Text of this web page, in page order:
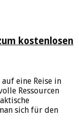
kostenlosen
eine Reise in
Ressourcen
sich für den